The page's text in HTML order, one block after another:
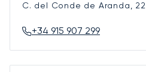
C. del Conde de Aranda, 22
+34 915 907 299